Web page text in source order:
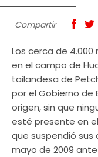
Compartir
Los cerca de
en el campo de
tailandesa de
por el Gobierno de
origen, sin que
esté presente en
que suspendió
mayo de 2009